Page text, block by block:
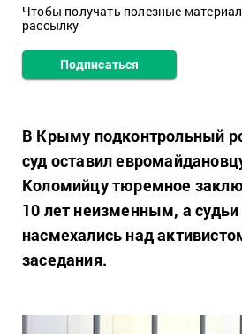
Чтобы получать полезные
рассылку
Подписаться
В Крыму подконтрольный
суд оставил
Коломийцу тюремное
10 лет неизменным, а
насмехались над
заседания.